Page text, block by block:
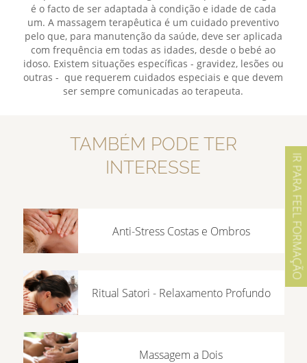
IR PARA FEEL FORMAÇÃO
é o facto de ser adaptada à condição e idade de cada
um. A massagem terapêutica é um cuidado preventivo
pelo que, para manutenção da saúde, deve ser aplicada
com frequência em todas as idades, desde o bebé ao
idoso. Existem situações específicas - gravidez, lesões ou
outras - que requerem cuidados especiais e que devem
ser sempre comunicadas ao terapeuta.
TAMBÉM PODE TER
INTERESSE
Anti-Stress Costas e Ombros
Ritual Satori - Relaxamento Profundo
Massagem a Dois